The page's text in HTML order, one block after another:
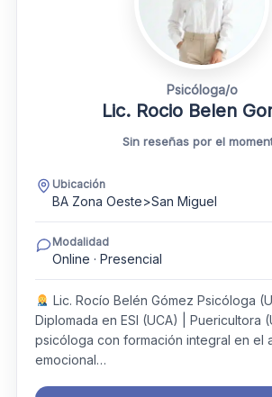
Psicóloga/o
Lic. Rocio Belen
Sin reseñas por el
Ubicación
BA Zona Oeste>San Miguel
Modalidad
Online · Presencial
Lic. Rocío Belén Gómez Psicóloga
Diplomada en ESI (UCA) | Puericultora
psicóloga con formación integral en el
emocional…